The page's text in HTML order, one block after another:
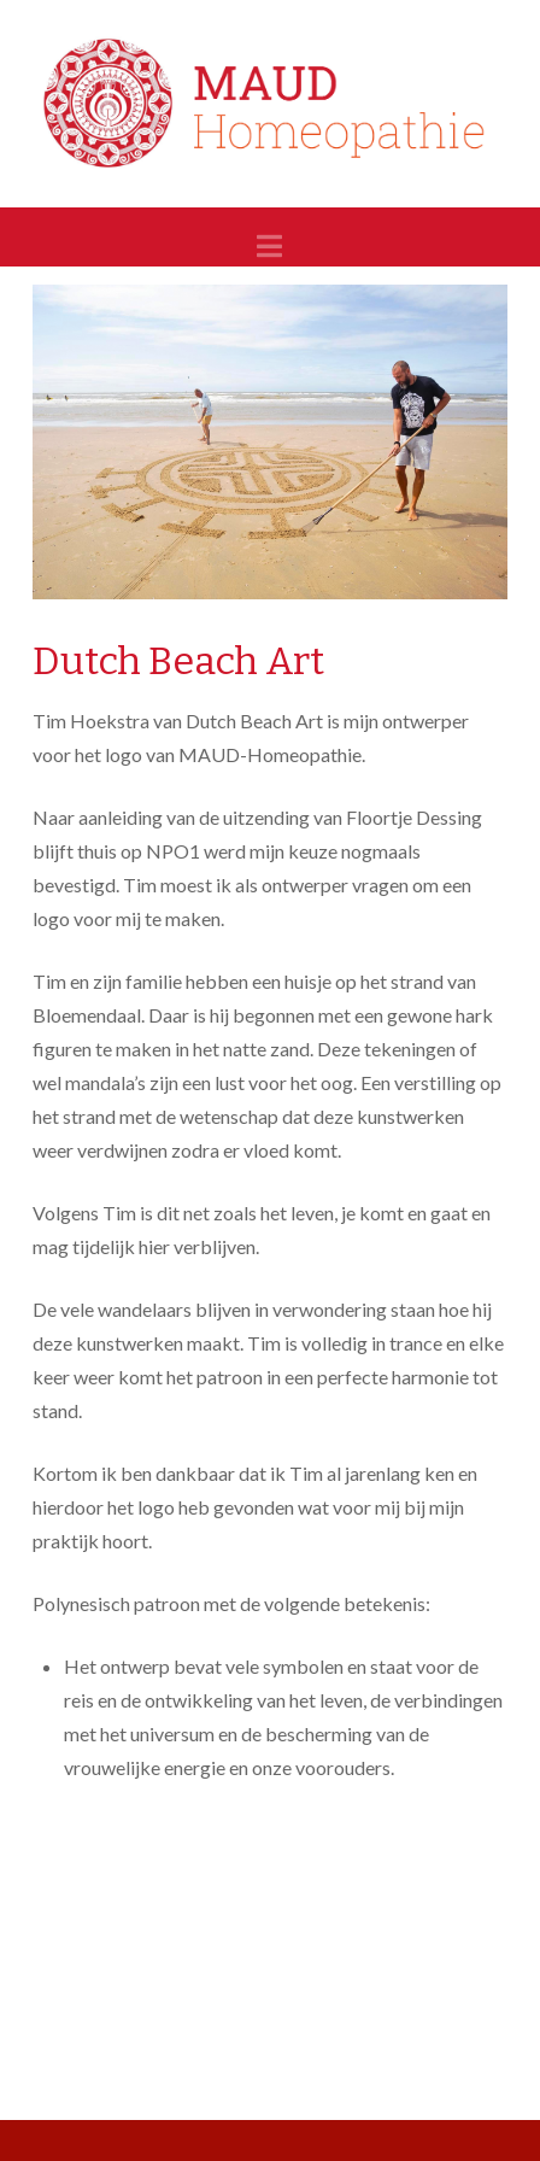
Navigation
Dutch Beach Art
Tim Hoekstra van Dutch Beach Art is mijn ontwerper
voor het logo van MAUD-Homeopathie.
Naar aanleiding van de uitzending van Floortje Dessing
blijft thuis op NPO1 werd mijn keuze nogmaals
bevestigd. Tim moest ik als ontwerper vragen om een
logo voor mij te maken.
Tim en zijn familie hebben een huisje op het strand van
Bloemendaal. Daar is hij begonnen met een gewone hark
figuren te maken in het natte zand. Deze tekeningen of
wel mandala’s zijn een lust voor het oog. Een verstilling op
het strand met de wetenschap dat deze kunstwerken
weer verdwijnen zodra er vloed komt.
Volgens Tim is dit net zoals het leven, je komt en gaat en
mag tijdelijk hier verblijven.
De vele wandelaars blijven in verwondering staan hoe hij
deze kunstwerken maakt. Tim is volledig in trance en elke
keer weer komt het patroon in een perfecte harmonie tot
stand.
Kortom ik ben dankbaar dat ik Tim al jarenlang ken en
hierdoor het logo heb gevonden wat voor mij bij mijn
praktijk hoort.
Polynesisch patroon met de volgende betekenis:
Het ontwerp bevat vele symbolen en staat voor de
reis en de ontwikkeling van het leven, de verbindingen
met het universum en de bescherming van de
vrouwelijke energie en onze voorouders.